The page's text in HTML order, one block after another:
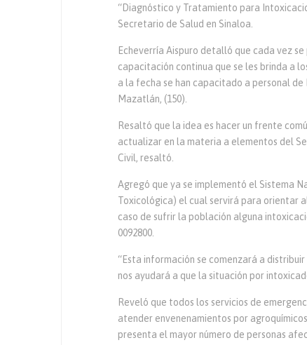
“Diagnóstico y Tratamiento para
Secretario de Salud en Sinaloa.
Echeverría Aispuro detalló que cada vez
capacitación continua que se les brinda a
a la fecha se han capacitado a personal de
Mazatlán, (150).
Resaltó que la idea es hacer un frente
actualizar en la materia a elementos del
Civil, resaltó.
Agregó que ya se implementó el Sistema
Toxicológica) el cual servirá para orientar
caso de sufrir la población alguna
0092800.
“Esta información se comenzará a
nos ayudará a que la situación por
Reveló que todos los servicios de
atender envenenamientos por
presenta el mayor número de personas